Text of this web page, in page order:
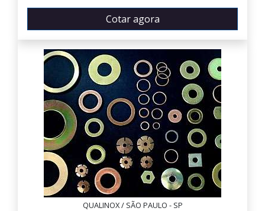
Cotar agora
QUALINOX / SÃO PAULO - SP